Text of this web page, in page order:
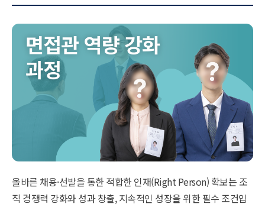
올바른 채용·선발을 통한 적합한 인재(Right Person) 확보는 조
직 경쟁력 강화와 성과 창출, 지속적인 성장을 위한 필수 조건입